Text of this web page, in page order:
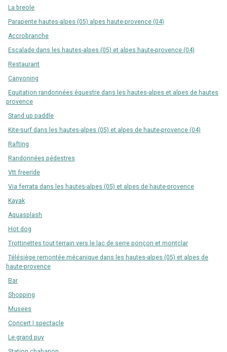
La breole
Parapente hautes-alpes (05) alpes haute-provence (04)
Accrobranche
Escalade dans les hautes-alpes (05) et alpes haute-provence (04)
Restaurant
Canyoning
Equitation randonnées équestre dans les hautes-alpes et alpes de hautes
provence
Stand up paddle
Kite-surf dans les hautes-alpes (05) et alpes de haute-provence (04)
Rafting
Randonnées pédestres
Vtt freeride
Via ferrata dans les hautes-alpes (05) et alpes de haute-provence
Kayak
Aquasplash
Hot dog
Trottinettes tout terrain vers le lac de serre ponçon et montclar
Télésiège remontée mécanique dans les hautes-alpes (05) et alpes de
haute-provence
Bar
Shopping
Musees
Concert | spectacle
Le grand puy